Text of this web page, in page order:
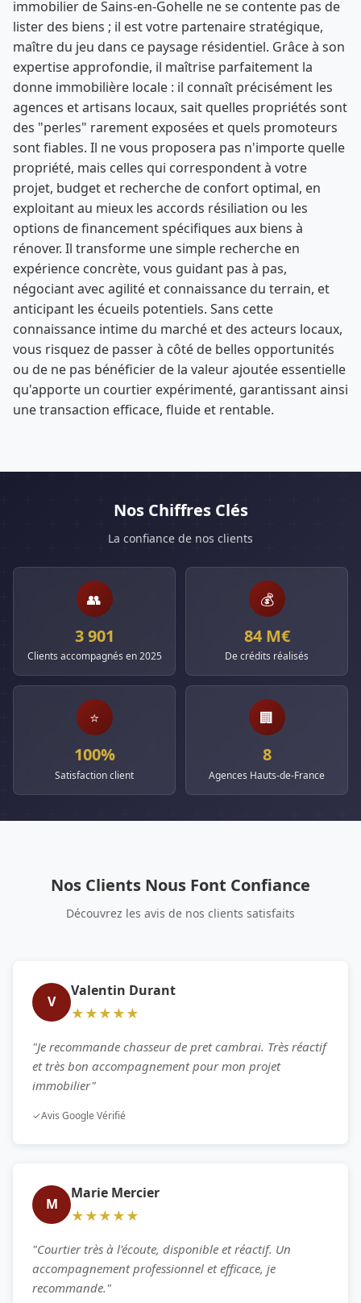
immobilier de Sains-en-Gohelle ne se contente pas de
lister des biens ; il est votre partenaire stratégique,
maître du jeu dans ce paysage résidentiel. Grâce à son
expertise approfondie, il maîtrise parfaitement la
donne immobilière locale : il connaît précisément les
agences et artisans locaux, sait quelles propriétés sont
des "perles" rarement exposées et quels promoteurs
sont fiables. Il ne vous proposera pas n'importe quelle
propriété, mais celles qui correspondent à votre
projet, budget et recherche de confort optimal, en
exploitant au mieux les accords résiliation ou les
options de financement spécifiques aux biens à
rénover. Il transforme une simple recherche en
expérience concrète, vous guidant pas à pas,
négociant avec agilité et connaissance du terrain, et
anticipant les écueils potentiels. Sans cette
connaissance intime du marché et des acteurs locaux,
vous risquez de passer à côté de belles opportunités
ou de ne pas bénéficier de la valeur ajoutée essentielle
qu'apporte un courtier expérimenté, garantissant ainsi
une transaction efficace, fluide et rentable.
Nos Chiffres Clés
La confiance de nos clients
👥
3 901
Clients accompagnés en 2025
💰
84 M€
De crédits réalisés
⭐
100%
Satisfaction client
🏢
8
Agences Hauts-de-France
Nos Clients Nous Font Confiance
Découvrez les avis de nos clients satisfaits
V
Valentin Durant
★★★★★
"Je recommande chasseur de pret cambrai. Très réactif
et très bon accompagnement pour mon projet
immobilier"
✓Avis Google Vérifié
M
Marie Mercier
★★★★★
"Courtier très à l'écoute, disponible et réactif. Un
accompagnement professionnel et efficace, je
recommande."